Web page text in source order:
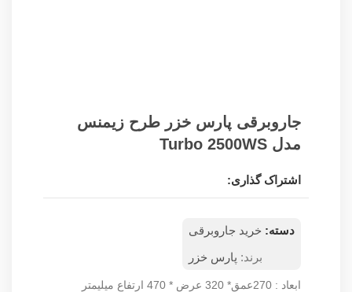
جاروبرقی پارس خزر طرح زیمنس
مدل Turbo 2500WS
اشتراک گذاری:
دسته: خرید جاروبرقی
برند: پارس خزر
ابعاد : 270عمق* 320 عرض * 470 ارتفاع میلیمتر